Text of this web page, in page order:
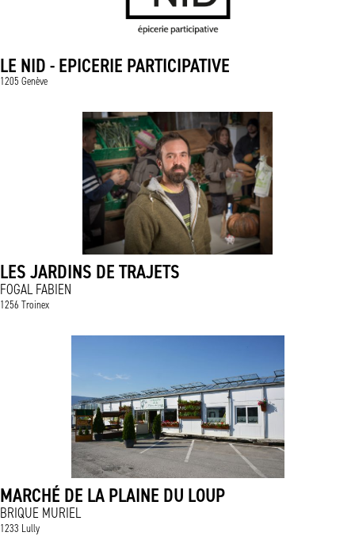
LE NID - EPICERIE PARTICIPATIVE
1205 Genève
LES JARDINS DE TRAJETS
FOGAL FABIEN
1256 Troinex
MARCHÉ DE LA PLAINE DU LOUP
BRIQUE MURIEL
1233 Lully